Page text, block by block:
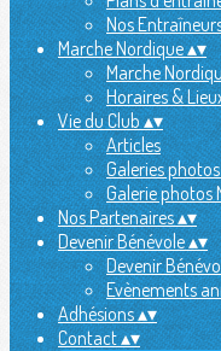
Nos
Marche Nordique▴▾
Marche
Horaires &
Vie du Club▴▾
Articles
Galeries
Galerie photos
Nos Partenaires▴▾
Devenir Bénévole▴▾
Devenir
Evènements
Adhésions▴▾
Contact▴▾